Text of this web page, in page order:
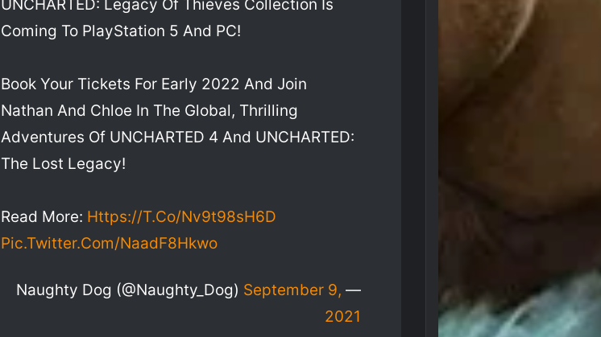
UNCHARTED: Legacy Of Thieves Collection Is
Coming To PlayStation 5 And PC!
Book Your Tickets For Early 2022 And Join
Nathan And Chloe In The Global, Thrilling
Adventures Of UNCHARTED 4 And UNCHARTED:
The Lost Legacy!
Read More: Https://t.co/nv9t98sH6D
Pic.twitter.com/NaadF8Hkwo
— Naughty Dog (@Naughty_Dog)
September 9,
2021